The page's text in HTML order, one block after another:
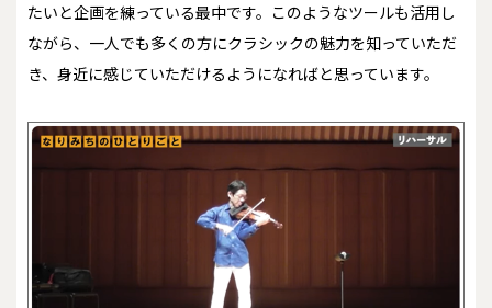
たいと企画を練っている最中です。このようなツールも活用し
ながら、一人でも多くの方にクラシックの魅力を知っていただ
き、身近に感じていただけるようになればと思っています。